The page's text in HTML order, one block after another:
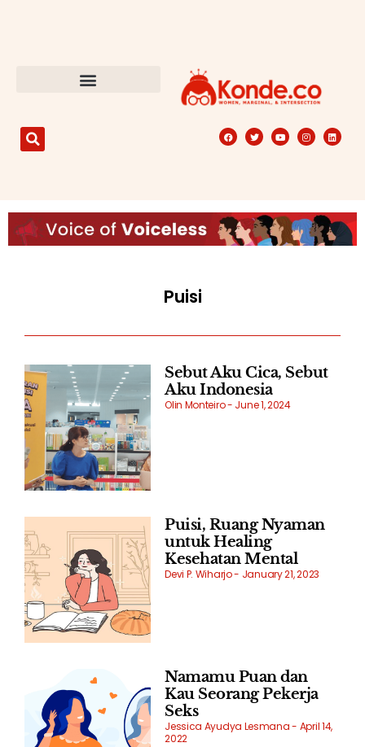
Puisi
Sebut Aku Cica, Sebut
Aku Indonesia
Olin Monteiro June 1, 2024
Puisi, Ruang Nyaman
untuk Healing
Kesehatan Mental
Devi P. Wiharjo January 21, 2023
Namamu Puan dan
Kau Seorang Pekerja
Seks
Jessica Ayudya Lesmana April 14,
2022